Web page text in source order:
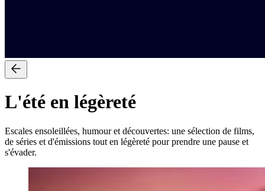
L'été en légèreté
Escales ensoleillées, humour et découvertes: une sélection de films,
de séries et d'émissions tout en légèreté pour prendre une pause et
s'évader.